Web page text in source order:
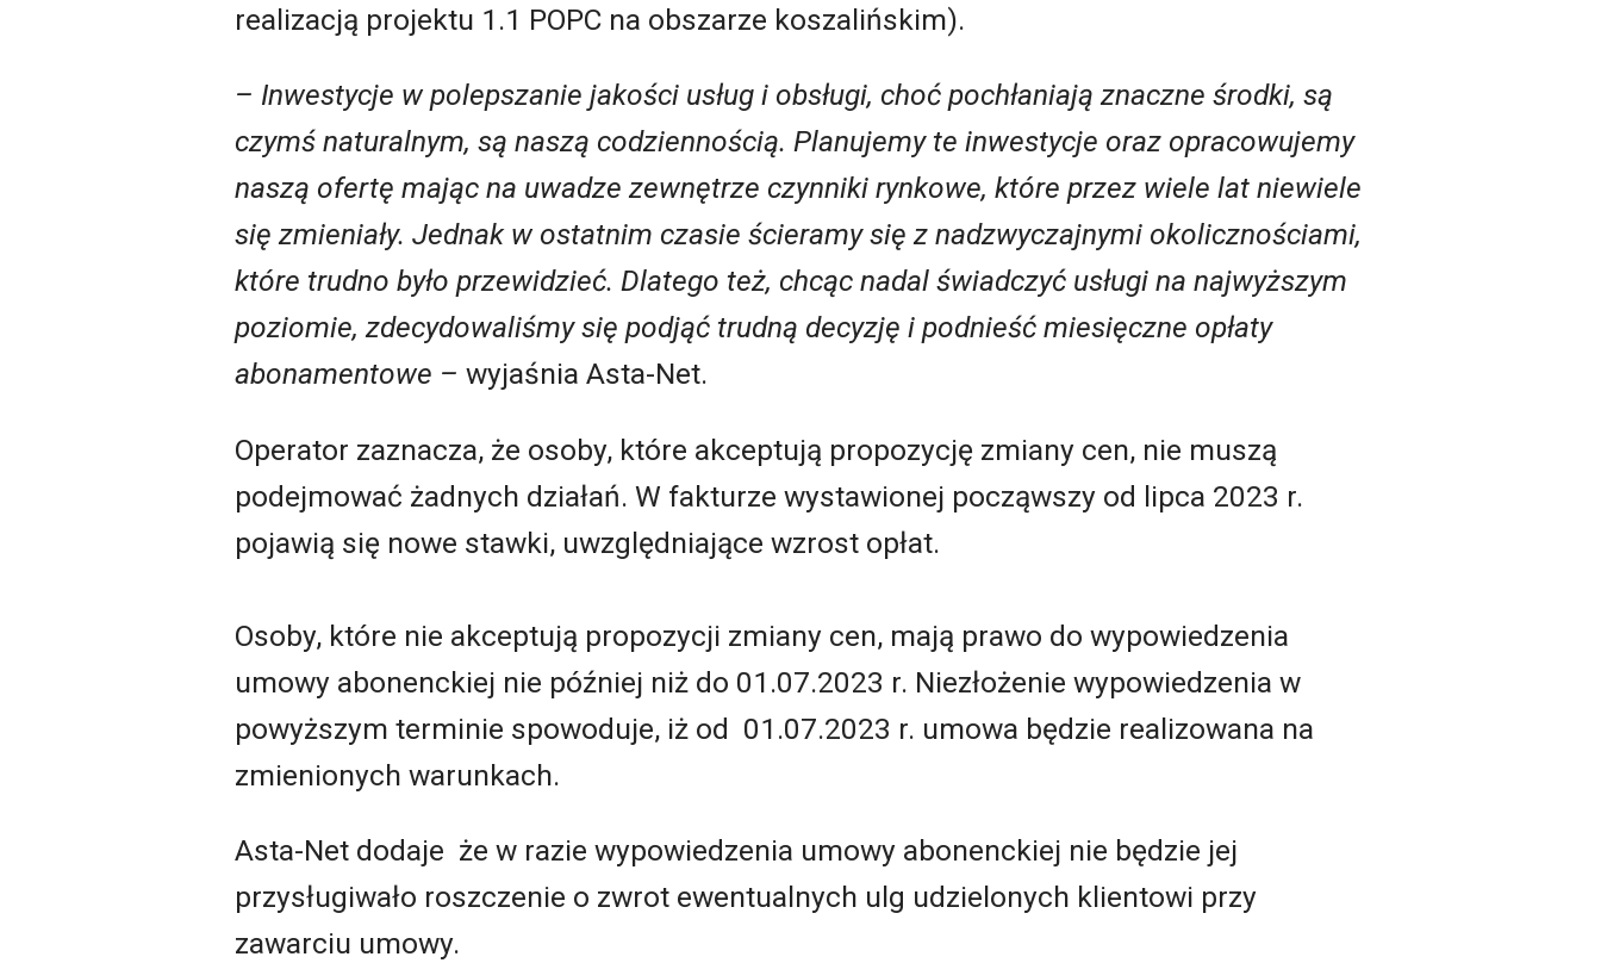
realizacją projektu 1.1 POPC na obszarze koszalińskim).
– Inwestycje w polepszanie jakości usług i obsługi, choć pochłaniają znaczne środki, są
czymś naturalnym, są naszą codziennością. Planujemy te inwestycje oraz opracowujemy
naszą ofertę mając na uwadze zewnętrze czynniki rynkowe, które przez wiele lat niewiele
się zmieniały. Jednak w ostatnim czasie ścieramy się z nadzwyczajnymi okolicznościami,
które trudno było przewidzieć. Dlatego też, chcąc nadal świadczyć usługi na najwyższym
poziomie, zdecydowaliśmy się podjąć trudną decyzję i podnieść miesięczne opłaty
abonamentowe – wyjaśnia Asta-Net.
Operator zaznacza, że osoby, które akceptują propozycję zmiany cen, nie muszą
podejmować żadnych działań. W fakturze wystawionej począwszy od lipca 2023 r.
pojawią się nowe stawki, uwzględniające wzrost opłat.
Osoby, które nie akceptują propozycji zmiany cen, mają prawo do wypowiedzenia
umowy abonenckiej nie później niż do 01.07.2023 r. Niezłożenie wypowiedzenia w
powyższym terminie spowoduje, iż od 01.07.2023 r. umowa będzie realizowana na
zmienionych warunkach.
Asta-Net dodaje że w razie wypowiedzenia umowy abonenckiej nie będzie jej
przysługiwało roszczenie o zwrot ewentualnych ulg udzielonych klientowi przy
zawarciu umowy.